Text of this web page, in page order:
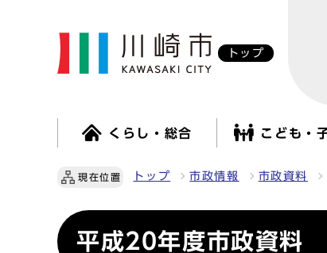
トップ
くらし・総合 こども・
現在位置 トップ 市政情報 市政資料
平成20年度市政資料